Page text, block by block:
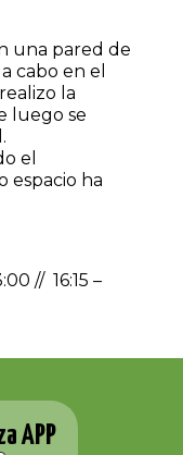
una pared de
cabo en el
la
luego se
el
espacio ha
// 16:15 –
APP